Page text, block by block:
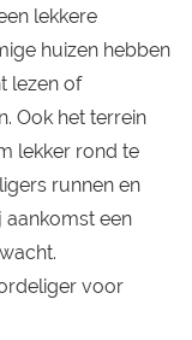
lekkere
huizen hebben
lezen of
Ook het terrein
lekker rond te
runnen en
een
voor